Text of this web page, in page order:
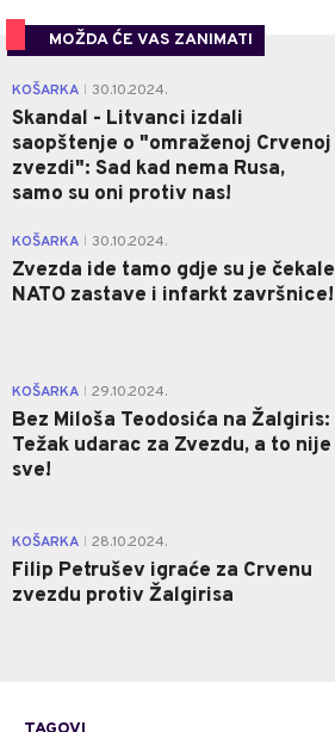
MOŽDA ĆE VAS ZANIMATI
KOŠARKA 30.10.2024.
Skandal - Litvanci izdali
saopštenje o "omraženoj Crvenoj
zvezdi": Sad kad nema Rusa,
samo su oni protiv nas!
KOŠARKA 30.10.2024.
Zvezda ide tamo gdje su je čekale
NATO zastave i infarkt završnice!
KOŠARKA 29.10.2024.
Bez Miloša Teodosića na Žalgiris:
Težak udarac za Zvezdu, a to nije
sve!
KOŠARKA 28.10.2024.
Filip Petrušev igraće za Crvenu
zvezdu protiv Žalgirisa